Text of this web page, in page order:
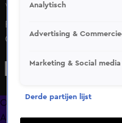
Wo 20 mei, 14:24
Rafael van der Vaart
Coen & Sander Show op
zijn geweest in de
Overzicht
Afleveringen
Analytisch
Advertising &
Marketing & Social media
Derde partijen lijst